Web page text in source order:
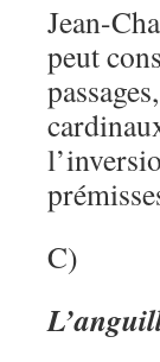
Jean-
peut
C)